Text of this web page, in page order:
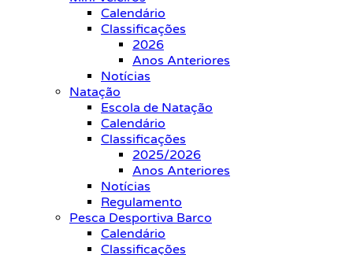
Calendário
Classificações
2026
Anos Anteriores
Notícias
Natação
Escola de Natação
Calendário
Classificações
2025/2026
Anos Anteriores
Notícias
Regulamento
Pesca Desportiva Barco
Calendário
Classificações